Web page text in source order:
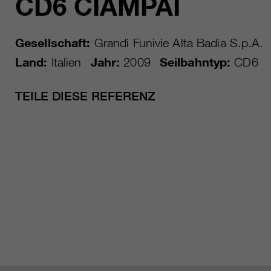
CD6 CIAMPAI
Gesellschaft: Grandi Funivie Alta Badia S.p.A.
Land: Italien Jahr: 2009 Seilbahntyp: CD6
TEILE DIESE REFERENZ